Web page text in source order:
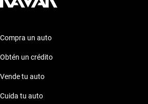
Compra un auto
Obtén un crédito
Vende tu auto
Cuida tu auto